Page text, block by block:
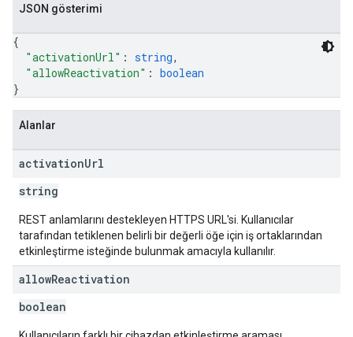
JSON gösterimi
{
"activationUrl" : string,
"allowReactivation" : boolean
}
Alanlar
activationUrl
string
REST anlamlarını destekleyen HTTPS URL'si. Kullanıcılar
tarafından tetiklenen belirli bir değerli öğe için iş ortaklarından
etkinleştirme isteğinde bulunmak amacıyla kullanılır.
allowReactivation
boolean